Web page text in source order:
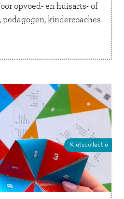
opvoed- en huisarts- of
kindercoaches
aan te vragen.
opvoedpoli,
Kletscollectie